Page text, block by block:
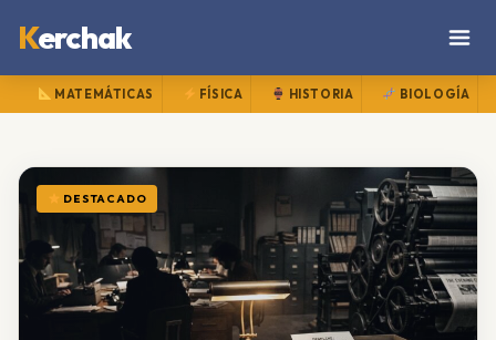
Kerchak
MATEMÁTICAS FÍSICA HISTORIA BIOLOGÍA
DESTACADO